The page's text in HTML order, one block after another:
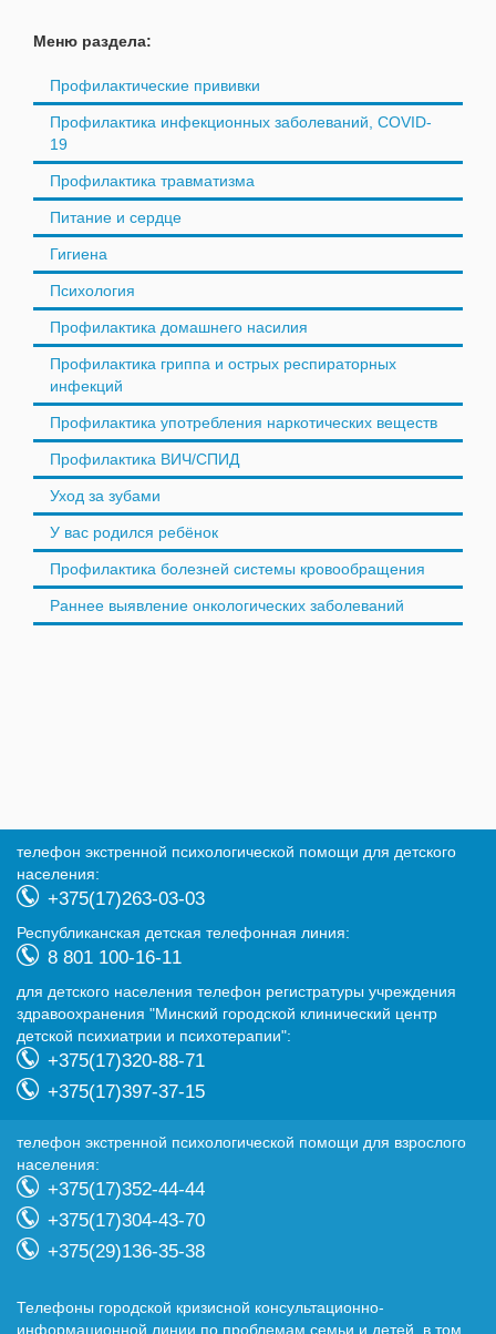
Меню раздела:
Профилактические прививки
Профилактика инфекционных заболеваний, COVID-
19
Профилактика травматизма
Питание и сердце
Гигиена
Психология
Профилактика домашнего насилия
Профилактика гриппа и острых респираторных
инфекций
Профилактика употребления наркотических веществ
Профилактика ВИЧ/СПИД
Уход за зубами
У вас родился ребёнок
Профилактика болезней системы кровообращения
Раннее выявление онкологических заболеваний
телефон экстренной психологической помощи для детского
населения:
+375(17)263-03-03
Республиканская детская телефонная линия:
8 801 100-16-11
для детского населения телефон регистратуры учреждения
здравоохранения "Минский городской клинический центр
детской психиатрии и психотерапии":
+375(17)320-88-71
+375(17)397-37-15
телефон экстренной психологической помощи для взрослого
населения:
+375(17)352-44-44
+375(17)304-43-70
+375(29)136-35-38
Телефоны городской кризисной консультационно-
информационной линии по проблемам семьи и детей, в том